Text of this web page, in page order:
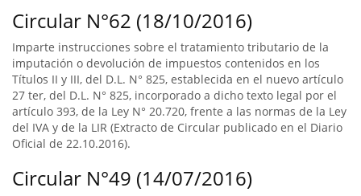
Circular N°62 (18/10/2016)
Imparte instrucciones sobre el tratamiento tributario de la
imputación o devolución de impuestos contenidos en los
Títulos II y III, del D.L. N° 825, establecida en el nuevo artículo
27 ter, del D.L. N° 825, incorporado a dicho texto legal por el
artículo 393, de la Ley N° 20.720, frente a las normas de la Ley
del IVA y de la LIR (Extracto de Circular publicado en el Diario
Oficial de 22.10.2016).
Circular N°49 (14/07/2016)